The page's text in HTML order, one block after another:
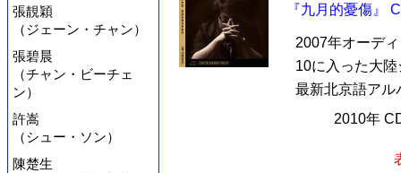
張靚穎
（ジェーン・チャン）
張碧晨
（チャン・ビーチェ
ン）
許嵩
（シュー・ソン）
陳楚生
『九月的憂傷』
2007年オーデ
10に入った大
最新北京語アル
2010年